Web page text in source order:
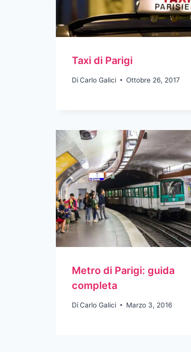
Taxi di Parigi
DiCarlo Galici Ottobre 26, 2017
Metro di Parigi: guida
completa
DiCarlo Galici Marzo 3, 2016